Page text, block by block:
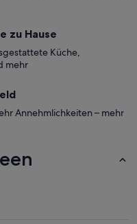
zu Hause
Küche,
mehr
Annehmlichkeiten – mehr